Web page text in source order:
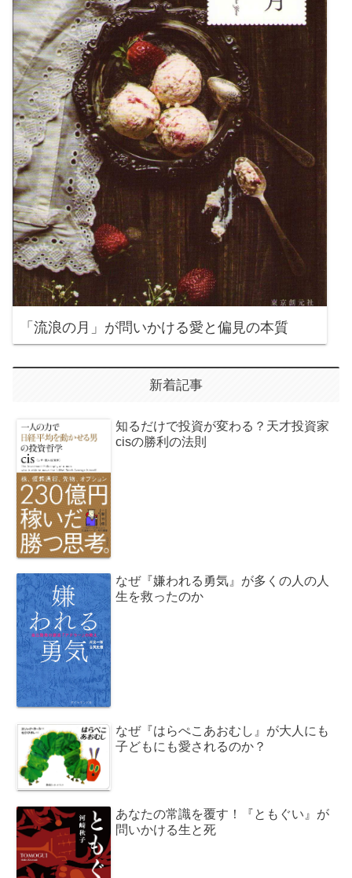
「流浪の月」が問いかける愛と偏見の本質
新着記事
知るだけで投資が変わる？天才投資家
cisの勝利の法則
なぜ『嫌われる勇気』が多くの人の人
生を救ったのか
なぜ『はらぺこあおむし』が大人にも
子どもにも愛されるのか？
あなたの常識を覆す！『ともぐい』が
問いかける生と死